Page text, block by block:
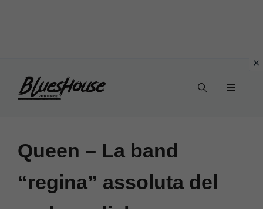
Menu
Queen – La band
“regina” assoluta del